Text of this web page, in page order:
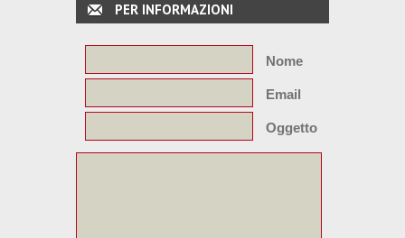
PER INFORMAZIONI
Nome
Email
Oggetto